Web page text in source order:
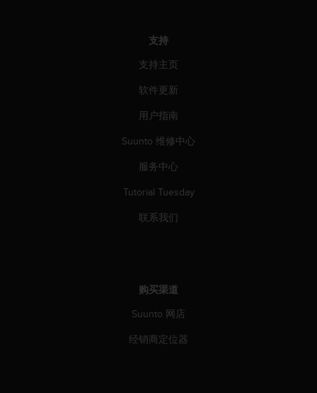
支持
支持主页
软件更新
用户指南
Suunto 维修中心
服务中心
Tutorial Tuesday
联系我们
购买渠道
Suunto 网店
经销商定位器